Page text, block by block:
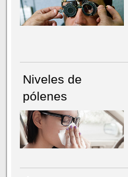
Niveles de
pólenes